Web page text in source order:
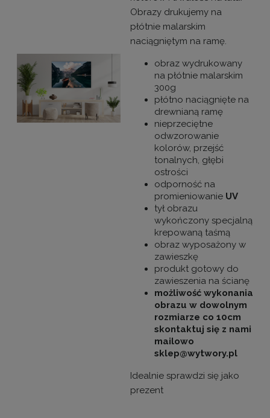
Obrazy drukujemy na
płótnie malarskim
naciągniętym na ramę.
obraz wydrukowany
na płótnie malarskim
300g
płótno naciągnięte na
drewnianą ramę
nieprzeciętne
odwzorowanie
kolorów, przejść
tonalnych, głębi
ostrości
odporność na
promieniowanie UV
tył obrazu
wykończony specjalną
krepowaną taśmą
obraz wyposażony w
zawieszkę
produkt gotowy do
zawieszenia na ścianę
możliwość wykonania
obrazu w dowolnym
rozmiarze co 10cm
skontaktuj się z nami
mailowo
sklep@wytwory.pl
Idealnie sprawdzi się jako
prezent